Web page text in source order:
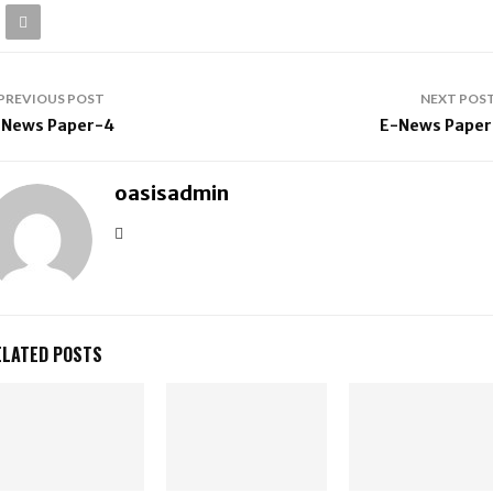
POST
Paper-4
NEXT
E-News
oasisadmin
POSTS